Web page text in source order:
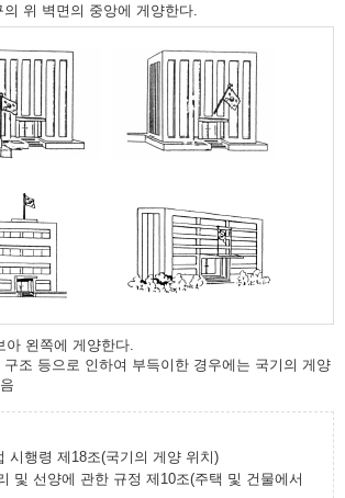
위 벽면의 중앙에 게양한다.
아 왼쪽에 게양한다.
조 등으로 인하여 부득이한 경우에는 국기의 게양
시행령 제18조(국기의 게양 위치)
및 선양에 관한 규정 제10조(주택 및 건물에서